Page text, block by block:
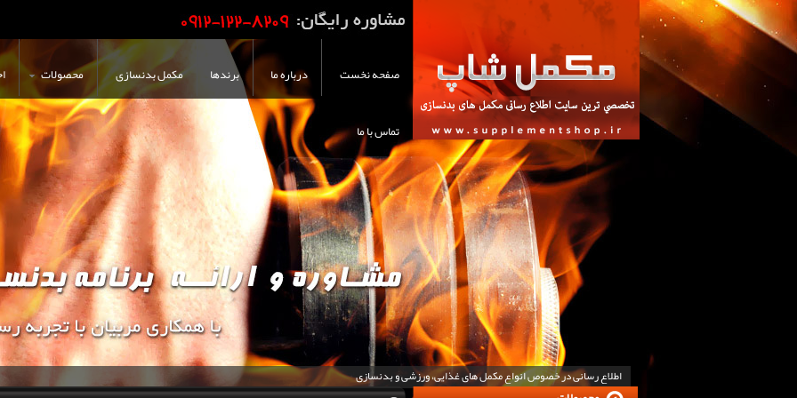
صفحه نخست درباره ما برندها مکمل بدنسازی محصولات
تماس با ما
اطلاع رسانی در خصوص انواع مکمل های غذایی، ورزشی و بدنسازی